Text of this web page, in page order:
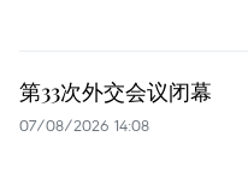
第33次外交会议闭幕
07/08/2026 14:08